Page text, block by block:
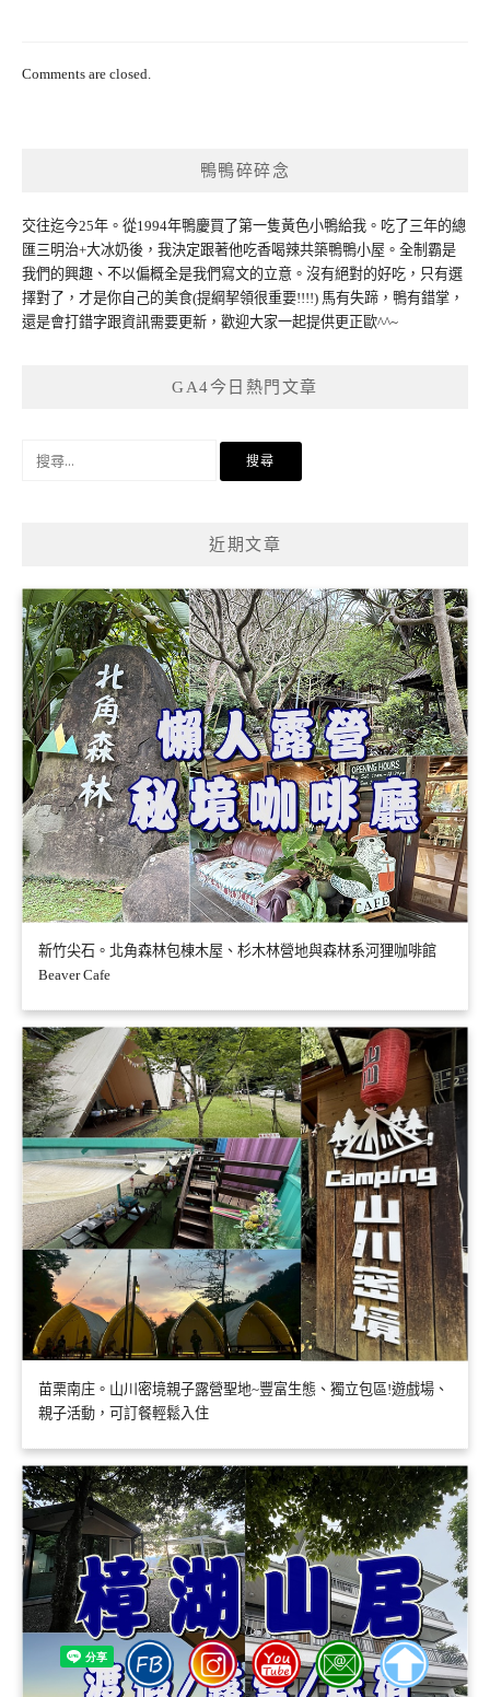
Comments are closed.
鴨鴨碎碎念
交往迄今25年。從1994年鴨慶買了第一隻黃色小鴨給我。吃了三年的總
匯三明治+大冰奶後，我決定跟著他吃香喝辣共築鴨鴨小屋。全制霸是
我們的興趣、不以偏概全是我們寫文的立意。沒有絕對的好吃，只有選
擇對了，才是你自己的美食(提綱挈領很重要!!!!) 馬有失蹄，鴨有錯掌，
還是會打錯字跟資訊需要更新，歡迎大家一起提供更正歐^^~
GA4今日熱門文章
近期文章
新竹尖石。北角森林包棟木屋、杉木林營地與森林系河狸咖啡館
Beaver Cafe
苗栗南庄。山川密境親子露營聖地~豐富生態、獨立包區!遊戲場、
親子活動，可訂餐輕鬆入住